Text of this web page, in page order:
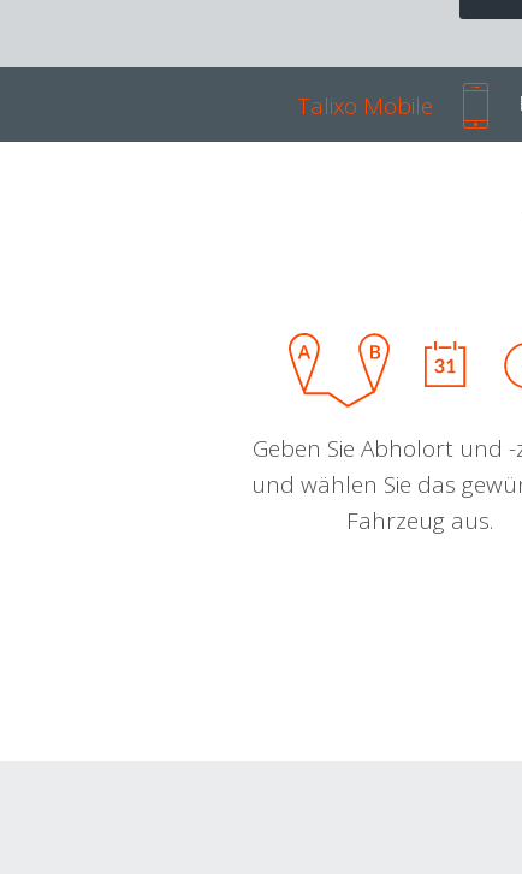
Talixo Mobile
Geben Sie Abholort und -
und wählen Sie das
Fahrzeug aus.